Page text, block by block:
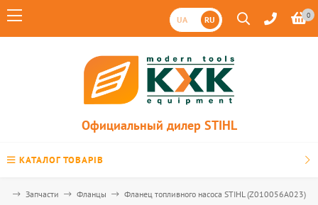
UA RU 0
Официальный дилер STIHL
КАТАЛОГ ТОВАРІВ
Запчасти Фланцы Фланец топливного насоса STIHL (Z010056A023)